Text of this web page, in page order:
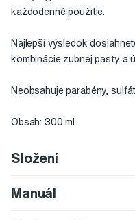
každodenné použitie.
Najlepší výsledok
kombinácie zubnej pasty a
Neobsahuje parabény,
Obsah: 300 ml
Složení
Manuál